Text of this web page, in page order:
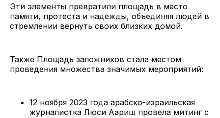
Эти элементы превратили площадь в место
памяти, протеста и надежды, объединяя людей в
стремлении вернуть своих близких домой.
Также Площадь заложников стала местом
проведения множества значимых мероприятий:
12 ноября 2023 года арабско-израильская
журналистка Люси Аариш провела митинг с